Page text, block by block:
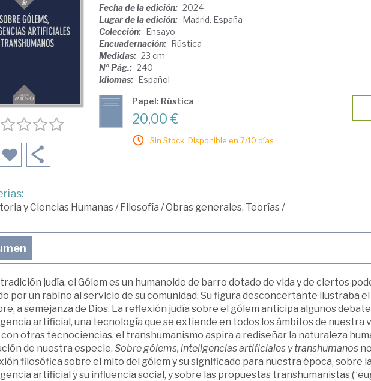
Fecha de la edición: 2024
Lugar de la edición: Madrid. España
Colección: Ensayo
Encuadernación: Rústica
Medidas: 23 cm
Nº Pág.: 240
Idiomas: Español
Papel: Rústica
20,00 €
Sin Stock. Disponible en 7/10 días.
y Ciencias Humanas/Filosofía /Obras generales. Teorías/
tradición judía, el Gólem es un humanoide de barro dotado de vida y de ciertos
por un rabino al servicio de su comunidad. Su figura desconcertante ilustraba
a semejanza de Dios. La reflexión judía sobre el gólem anticipa algunos
artificial, una tecnología que se extiende en todos los ámbitos de nuestra
con otras tecnociencias, el transhumanismo aspira a rediseñar la naturaleza
de nuestra especie. Sobre gólems, inteligencias artificiales y transhumanos
filosófica sobre el mito del gólem y su significado para nuestra época, sobre
artificial y su influencia social, y sobre las propuestas transhumanistas